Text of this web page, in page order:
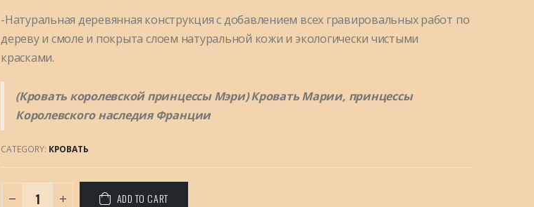
-Натуральная деревянная конструкция с добавлением всех гравировальных работ по
дереву и смоле и покрыта слоем натуральной кожи и экологически чистыми
красками.
(Кровать королевской принцессы Мэри) Кровать Марии, принцессы
Королевского наследия Франции
CATEGORY: КРОВАТЬ
ADD TO CART